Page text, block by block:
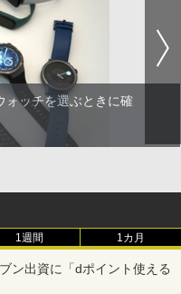
ォッチを選ぶときに確
1週間 1カ月
ン出資に「dポイント使える